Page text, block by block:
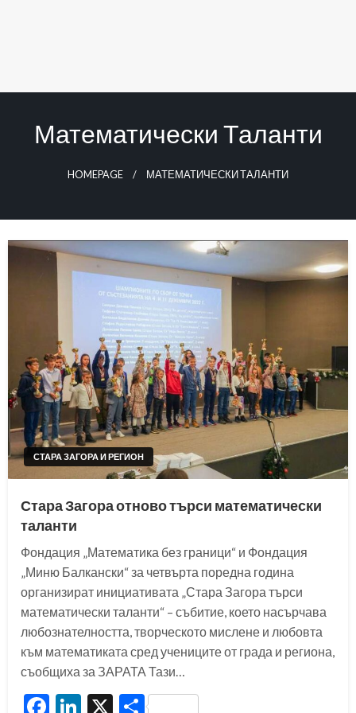
Математически Таланти
HOMEPAGE МАТЕМАТИЧЕСКИ ТАЛАНТИ
СТАРА ЗАГОРА И РЕГИОН
Стара Загора отново търси математически
таланти
Фондация „Математика без граници“ и Фондация
„Миню Балкански“ за четвърта поредна година
организират инициативата „Стара Загора търси
математически таланти“ – събитие, което насърчава
любознателността, творческото мислене и любовта
към математиката сред учениците от града и региона,
съобщиха за ЗАРАТА Тази…
Facebook
LinkedIn
X Share